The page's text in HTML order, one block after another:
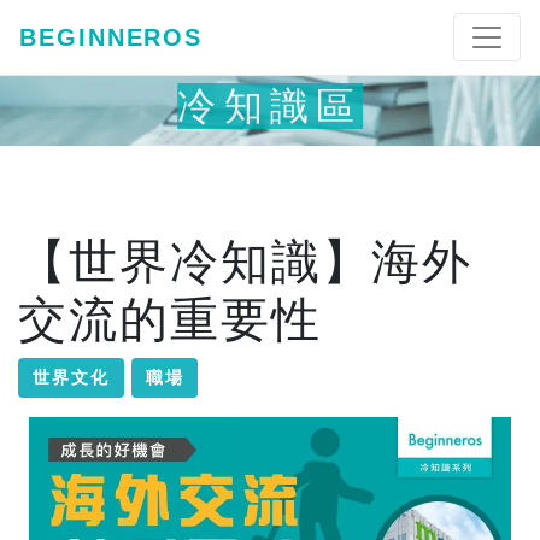
BEGINNEROS
冷知識區
【世界冷知識】海外
交流的重要性
世界文化 職場